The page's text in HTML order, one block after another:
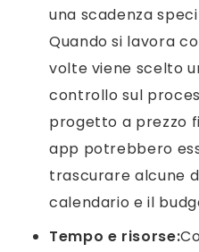
una scadenza
Quando si lavora
volte viene scelto
controllo sul
progetto a prezzo
app potrebbero
trascurare alcune
calendario e il
Tempo e risorse: